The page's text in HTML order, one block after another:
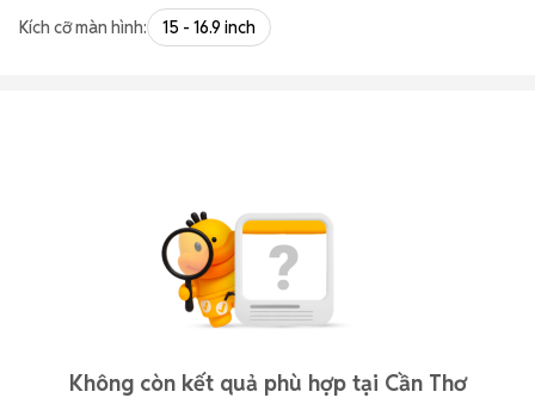
Kích cỡ màn hình: 15 - 16.9 inch
Không còn kết quả phù hợp tại Cần Thơ